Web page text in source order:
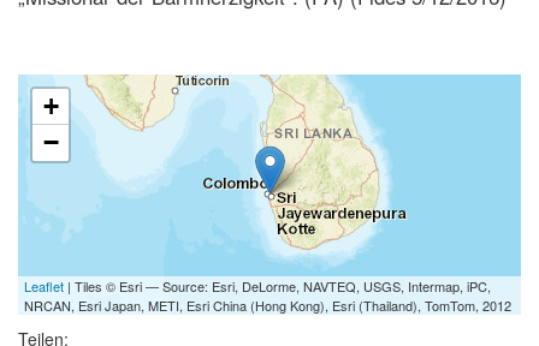
+
−
Leaflet | Tiles © Esri — Source: Esri, DeLorme, NAVTEQ, USGS, Intermap, iPC,
NRCAN, Esri Japan, METI, Esri China (Hong Kong), Esri (Thailand), TomTom, 2012
Teilen: